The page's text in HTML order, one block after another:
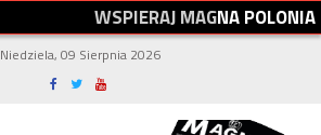
WSPIERAJMAGNAPOLONIA
Niedziela, 09 Sierpnia 2026